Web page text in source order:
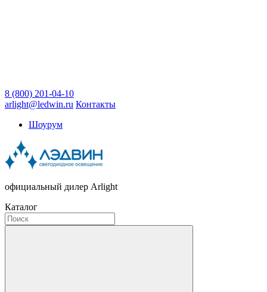
8 (800) 201-04-10
arlight@ledwin.ru Контакты
Шоурум
официальный дилер Arlight
Каталог